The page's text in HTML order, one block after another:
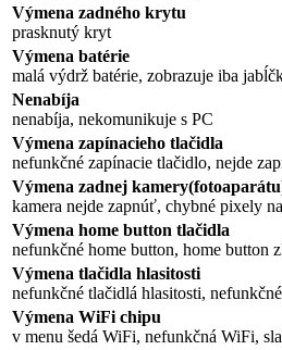
Výmena zadného krytu
prasknutý kryt
Výmena batérie
malá výdrž batérie, zobrazuje iba
Nenabíja
nenabíja, nekomunikuje s PC
Výmena zapínacieho tlačidla
nefunkčné zapínacie tlačidlo, nejde
Výmena zadnej
kamera nejde zapnúť, chybné pixely
Výmena home button tlačidla
nefunkčné home button, home button
Výmena tlačidla hlasitosti
nefunkčné tlačidlá hlasitosti,
Výmena WiFi chipu
v menu šedá WiFi, nefunkčná WiFi,